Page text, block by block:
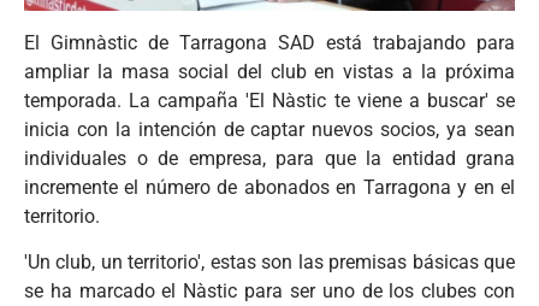
El Gimnàstic de Tarragona SAD está trabajando para
ampliar la masa social del club en vistas a la próxima
temporada. La campaña 'El Nàstic te viene a buscar' se
inicia con la intención de captar nuevos socios, ya sean
individuales o de empresa, para que la entidad grana
incremente el número de abonados en Tarragona y en el
territorio.
'Un club, un territorio', estas son las premisas básicas que
se ha marcado el Nàstic para ser uno de los clubes con